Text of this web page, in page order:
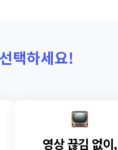
택하세요!
영상 끊김 없이,